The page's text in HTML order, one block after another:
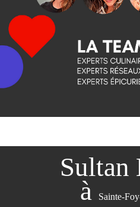
Sultan
à
Sainte-